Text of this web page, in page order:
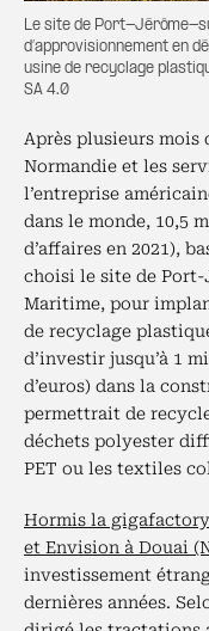
Le site de Port-Jérôme-
d’approvisionnement en
usine de recyclage
SA 4.0
Après plusieurs mois
Normandie et les
l’entreprise
dans le monde, 10,5
d’affaires en 2021),
choisi le site de Port-
Maritime, pour
de recyclage
d’investir jusqu’à 1
d’euros) dans la
permettrait de
déchets polyester
PET ou les textiles
Hormis la
et Envision à Douai
investissement
dernières années.